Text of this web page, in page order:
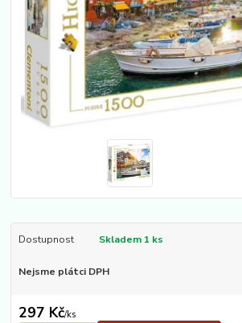
Dostupnost Skladem 1 ks
Nejsme plátci DPH
297 Kč/ks